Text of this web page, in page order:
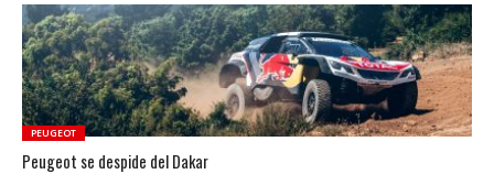
PEUGEOT
Peugeot se despide del Dakar